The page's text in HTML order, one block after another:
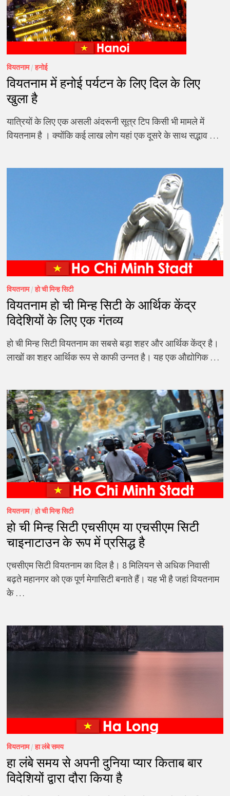
वियतनाम/हनोई
वियतनाम में हनोई पर्यटन के लिए दिल के लिए
खुला है
यात्रियों के लिए एक असली अंदरूनी सूत्र टिप किसी भी मामले में
वियतनाम है । क्योंकि कई लाख लोग यहां एक दूसरे के साथ सद्भाव …
वियतनाम/हो ची मिन्ह सिटी
वियतनाम हो ची मिन्ह सिटी के आर्थिक केंद्र
विदेशियों के लिए एक गंतव्य
हो ची मिन्ह सिटी वियतनाम का सबसे बड़ा शहर और आर्थिक केंद्र है।
लाखों का शहर आर्थिक रूप से काफी उन्नत है। यह एक औद्योगिक …
वियतनाम/हो ची मिन्ह सिटी
हो ची मिन्ह सिटी एचसीएम या एचसीएम सिटी
चाइनाटाउन के रूप में प्रसिद्ध है
एचसीएम सिटी वियतनाम का दिल है। 8 मिलियन से अधिक निवासी
बढ़ते महानगर को एक पूर्ण मेगासिटी बनाते हैं। यह भी है जहां वियतनाम
के …
वियतनाम/हा लंबे समय
हा लंबे समय से अपनी दुनिया प्यार किताब बार
विदेशियों द्वारा दौरा किया है